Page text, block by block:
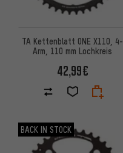
TA Kettenblatt ONE X110, 4-
Arm, 110 mm Lochkreis
42,99€
BACK IN STOCK